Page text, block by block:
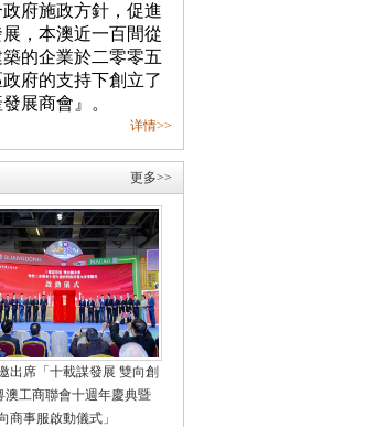
府施政方針，促進
，本澳近一百間從
的企業於二零零五
府的支持下創立了
展商會』。
详情>>
更多>>
出席「十載謀發展 雙向創
澳工商聯會十週年慶典暨
商事服啟動儀式」